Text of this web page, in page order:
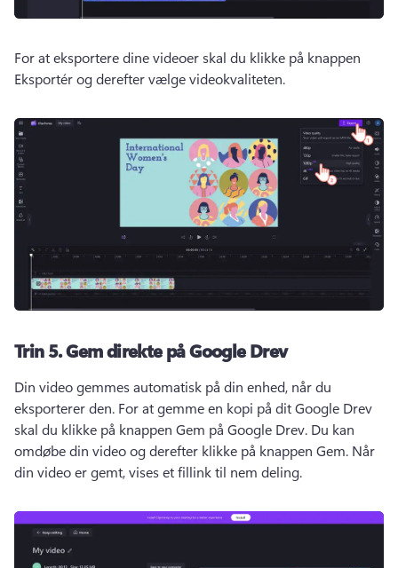
For at eksportere dine videoer skal du klikke på knappen
Eksportér og derefter vælge videokvaliteten.
Trin 5.Gem direkte på Google Drev
Din video gemmes automatisk på din enhed, når du
eksporterer den. For at gemme en kopi på dit Google Drev
skal du klikke på knappen Gem på Google Drev. Du kan
omdøbe din video og derefter klikke på knappen Gem. Når
din video er gemt, vises et fillink til nem deling.